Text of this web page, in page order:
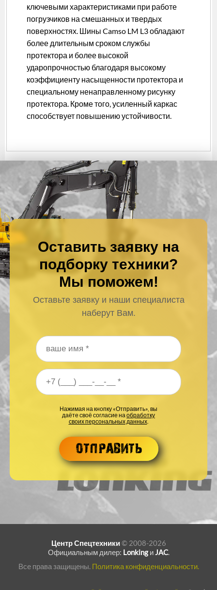
ключевыми характеристиками при работе
погрузчиков на смешанных и твердых
поверхностях. Шины Camso LM L3 обладают
более длительным сроком службы
протектора и более высокой
ударопрочностью благодаря высокому
коэффициенту насыщенности протектора и
специальному ненаправленному рисунку
протектора. Кроме того, усиленный каркас
способствует повышению устойчивости.
Оставить заявку на
подборку техники?
Мы поможем!
Оставьте заявку и наши специалиста
наберут Вам.
Ваше имя*
Ваш номер телефона*
Нажимая на кнопку «Отправить», вы
даёте своё согласие наобработку
своих персональных данных.
Центр Спецтехники© 2008-2026
Официальным дилер: LonkingиJAC.
Все права защищены. Политика конфиденциальности.